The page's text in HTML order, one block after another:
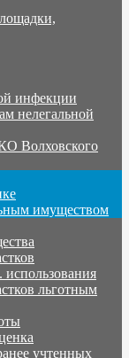
инфекции
нелегальной
Волховского
имуществом
использования
льготным
учтенных